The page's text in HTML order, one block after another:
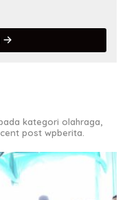
kategori olahraga,
post wpberita.